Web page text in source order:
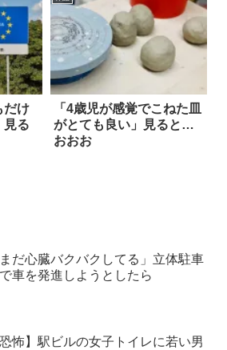
だけ
見る
「4歳児が感覚でこねた皿
がとても良い」見ると…
おおお
まだ心臓バクバクしてる」立体駐車
車を発進しようとしたら
恐怖】駅ビルの女子トイレに若い男